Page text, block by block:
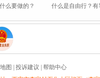
么要做的？
什么是自由行？有
图 投诉建议
帮助中心